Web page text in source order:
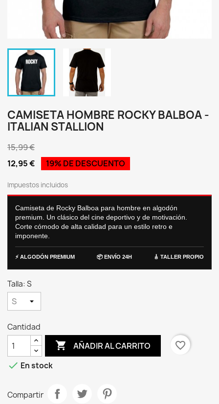
CAMISETA HOMBRE ROCKY BALBOA -
ITALIAN STALLION
15,99 €
12,95 €
19% DE DESCUENTO
Impuestos incluidos
Camiseta de Rocky Balboa para hombre en algodón
premium. Un clásico del cine deportivo y de motivación.
Corte cómodo de alta calidad para un estilo retro e
imponente.
⚡ ALGODÓN PREMIUM 📦 ENVÍO 24H 🎸 TALLER PROPIO
Talla: S
Cantidad
 AÑADIR AL CARRITO
favorite_border
 En stock
Compartir